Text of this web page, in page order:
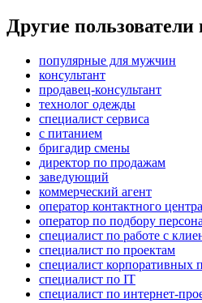
Другие
популярные для мужчин
консультант
продавец-консультант
технолог одежды
специалист сервиса
с питанием
бригадир смены
директор по продажам
заведующий
коммерческий агент
оператор контактного центра
оператор по подбору
специалист по работе с
специалист по проектам
специалист корпоративных
специалист по IT
специалист по интернет-